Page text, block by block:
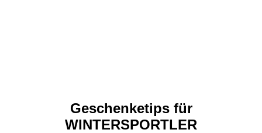
Geschenketips für
WINTERSPORTLER